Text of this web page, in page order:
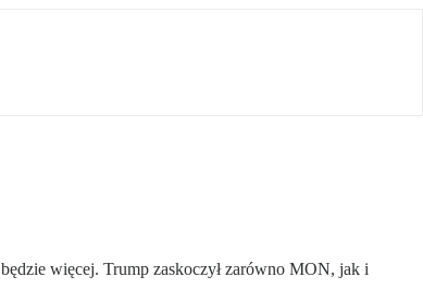
więcej. Trump zaskoczył zarówno MON, jak i